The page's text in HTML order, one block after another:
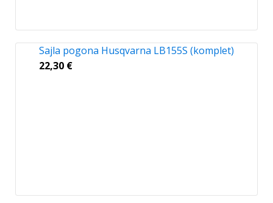
Sajla pogona Husqvarna LB155S (komplet)
22,30 €